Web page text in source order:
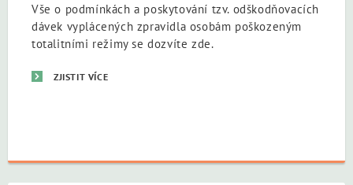
Vše o podmínkách a poskytování tzv. odškodňovacích
dávek vyplácených zpravidla osobám poškozeným
totalitními režimy se dozvíte zde.
ZJISTIT VÍCE